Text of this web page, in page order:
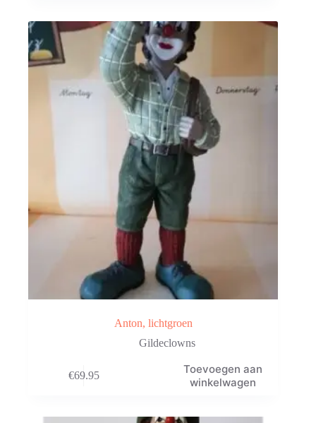
Anton, lichtgroen
Gildeclowns
€69.95
Toevoegen aan
winkelwagen